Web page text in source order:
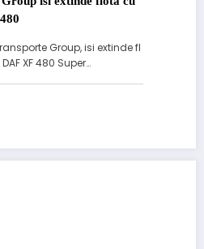
Group, isi extinde fl
XF 480 Super…